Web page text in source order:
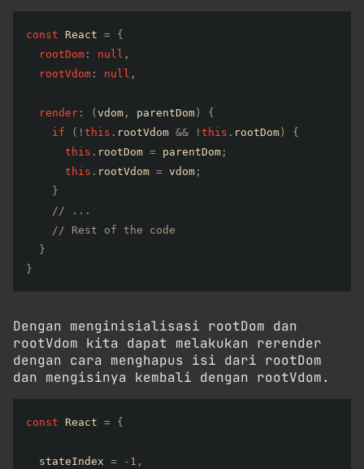
const React = {
rootDom : null ,
rootVdom : null ,
render : ( vdom , parentDom )
{
if
( ! this . rootVdom && ! this . rootDom )
{
this . rootDom = parentDom ;
this . rootVdom = vdom ;
}
// ...
// Rest of the code
}
}
Dengan menginisialisasi rootDom dan
rootVdom kita dapat melakukan rerender
dengan cara menghapus isi dari rootDom
dan mengisinya kembali dengan rootVdom.
const React = {
  stateIndex
= - 1 ,